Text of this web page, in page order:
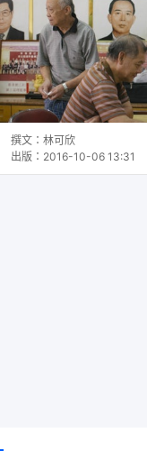
撰文： 林可欣
出版： 2016-10-06 13:31